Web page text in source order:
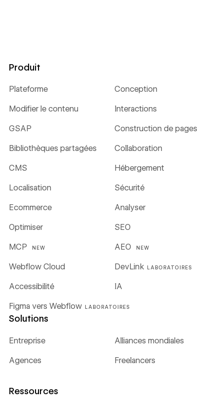
Produit
Plateforme Conception
Modifier le contenu Interactions
GSAP Construction de pages
Bibliothèques partagées Collaboration
CMS Hébergement
Localisation Sécurité
Ecommerce Analyser
Optimiser SEO
MCP NEW AEO NEW
Webflow Cloud DevLink LABORATOIRES
Figma vers Webflow LABORATOIRES
Accessibilité IA
Solutions
Entreprise Alliances mondiales
Agences Freelancers
Ressources